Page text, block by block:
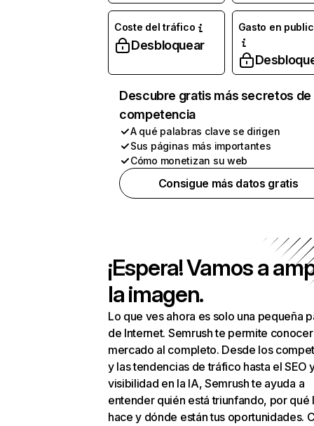
Coste del tráfico
Desbloquear
Gasto en
Descubre gratis más secretos de
competencia
A qué palabras clave se dirigen
Sus páginas más importantes
Cómo monetizan su web
Consigue más datos gratis
¡Espera! Vamos a
la imagen.
Lo que ves ahora es solo una pequeña
de Internet. Semrush te permite
mercado al completo. Desde los
y las tendencias de tráfico hasta el SEO
visibilidad en la IA, Semrush te ayuda a
entender quién está triunfando, por qué
hace y dónde están tus oportunidades.